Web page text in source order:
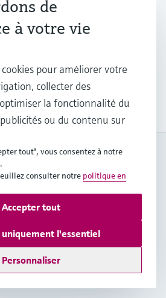
clients ont choisi
nos dernières études de cas
d'application et nos livres blancs.
temps précieux avec un compte My
S'enregistrer
Se connecter
de
à votre vie
pour améliorer votre
collecter des
la fonctionnalité du
ou du contenu sur
tout", vous consentez à notre
consulter notre politique en
Personnaliser
uniquement l'essentiel
Accepter tout